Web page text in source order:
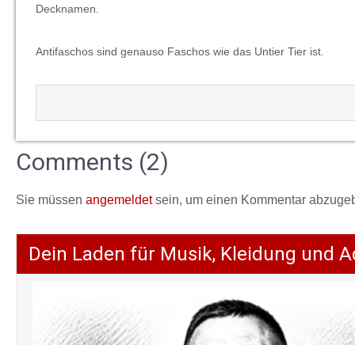
Decknamen.
Antifaschos sind genauso Faschos wie das Untier Tier ist.
Comments (2)
Sie müssen angemeldetsein, um einen Kommentar
Dein Laden für Musik, Kleidung und